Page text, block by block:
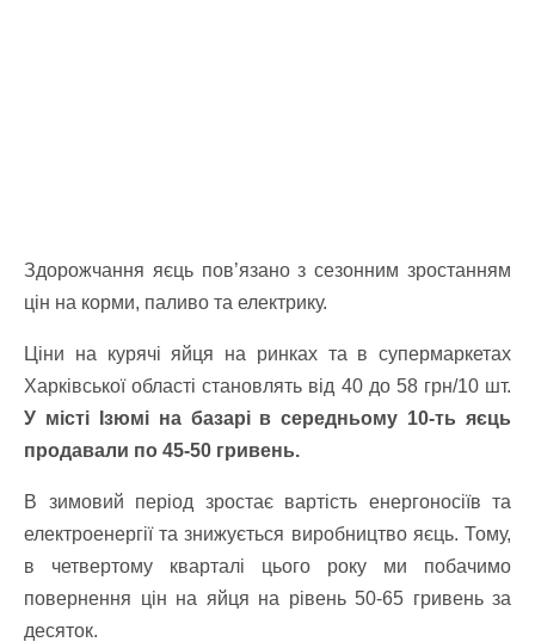
Здорожчання яєць пов’язано з сезонним зростанням
цін на корми, паливо та електрику.
Ціни на курячі яйця на ринках та в супермаркетах
Харківської області становлять від 40 до 58 грн/10 шт.
У місті Ізюмі на базарі в середньому 10-ть яєць
продавали по 45-50 гривень.
В зимовий період зростає вартість енергоносіїв та
електроенергії та знижується виробництво яєць. Тому,
в четвертому кварталі цього року ми побачимо
повернення цін на яйця на рівень 50-65 гривень за
десяток.